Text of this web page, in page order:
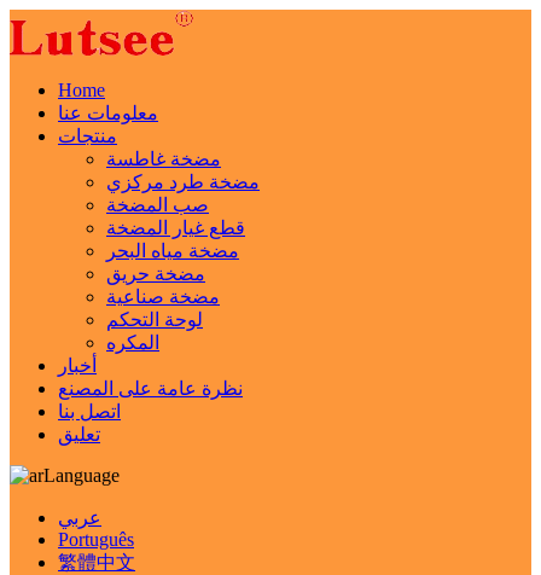
Home
معلومات عنا
منتجات
مضخة غاطسة
مضخة طرد مركزي
صب المضخة
قطع غيار المضخة
مضخة مياه البحر
مضخة حريق
مضخة صناعية
لوحة التحكم
المكره
أخبار
نظرة عامة على المصنع
اتصل بنا
تعليق
Language
عربي
Português
繁體中文